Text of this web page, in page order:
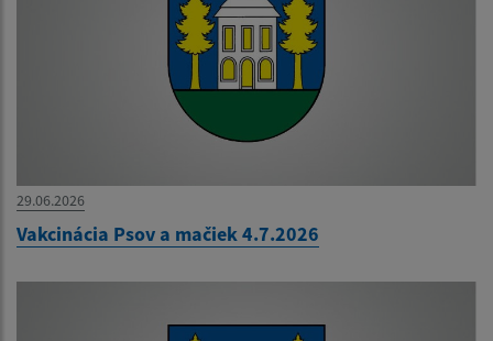
29.06.2026
Vakcinácia Psov a mačiek 4.7.2026